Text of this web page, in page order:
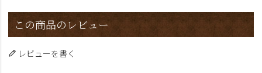
この商品のレビュー
レビューを書く